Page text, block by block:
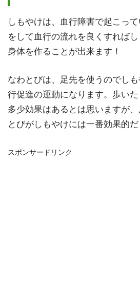
しもやけは、血行障害で起こっ
をして血行の流れを良くすれば
身体を作ることが出来ます！
なわとびは、足先を使うのでし
行促進の運動になります。歩い
多少効果はあるとは思いますが
とびがしもやけには一番効果的だ
スポンサードリンク